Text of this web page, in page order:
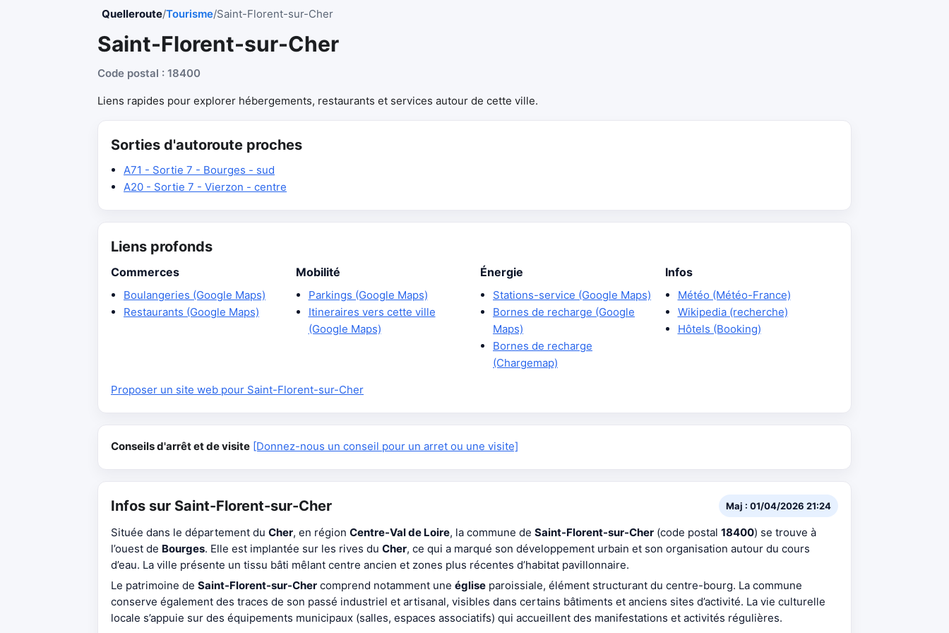
Quelleroute/Tourisme/Saint-Florent-sur-Cher
Saint-Florent-sur-Cher
Code postal : 18400
Liens rapides pour explorer hébergements, restaurants et services autour de cette ville.
Sorties d'autoroute proches
A71 - Sortie 7 - Bourges - sud
A20 - Sortie 7 - Vierzon - centre
Liens profonds
Commerces
Boulangeries (Google Maps)
Restaurants (Google Maps)
Mobilité
Parkings (Google Maps)
Itineraires vers cette ville
(Google Maps)
Énergie
Stations-service (Google Maps)
Bornes de recharge (Google
Maps)
Bornes de recharge
(Chargemap)
Infos
Météo (Météo-France)
Wikipedia (recherche)
Hôtels (Booking)
Proposer un site web pour Saint-Florent-sur-Cher
Conseils d'arrêt et de visite [Donnez-nous un conseil pour un arret ou une visite]
Infos sur Saint-Florent-sur-Cher Maj : 01/04/2026 21:24
Située dans le département du Cher, en région Centre-Val de Loire, la commune de Saint-Florent-sur-Cher (code postal 18400) se trouve à
l’ouest de Bourges. Elle est implantée sur les rives du Cher, ce qui a marqué son développement urbain et son organisation autour du cours
d’eau. La ville présente un tissu bâti mêlant centre ancien et zones plus récentes d’habitat pavillonnaire.
Le patrimoine de Saint-Florent-sur-Cher comprend notamment une église paroissiale, élément structurant du centre-bourg. La commune
conserve également des traces de son passé industriel et artisanal, visibles dans certains bâtiments et anciens sites d’activité. La vie culturelle
locale s’appuie sur des équipements municipaux (salles, espaces associatifs) qui accueillent des manifestations et activités régulières.